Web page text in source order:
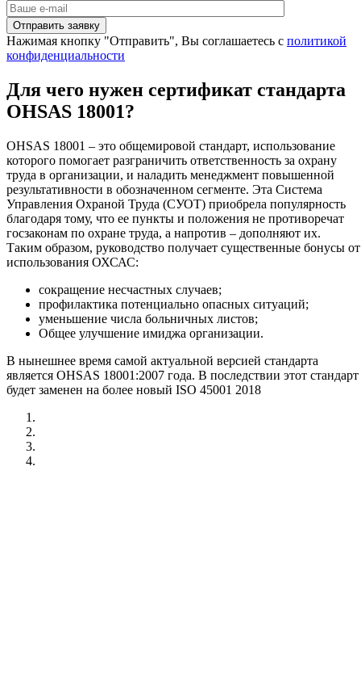
Нажимая кнопку "Отправить", Вы соглашаетесь с политикой
конфиденциальности
Для чего нужен сертификат стандарта
OHSAS 18001?
OHSAS 18001 – это общемировой стандарт, использование
которого помогает разграничить ответственность за охрану
труда в организации, и наладить менеджмент повышенной
результативности в обозначенном сегменте. Эта Система
Управления Охраной Труда (СУОТ) приобрела популярность
благодаря тому, что ее пункты и положения не противоречат
госзаконам по охране труда, а напротив – дополняют их.
Таким образом, руководство получает существенные бонусы от
использования ОХСАС:
сокращение несчастных случаев;
профилактика потенциально опасных ситуаций;
уменьшение числа больничных листов;
Общее улучшение имиджа организации.
В нынешнее время самой актуальной версией стандарта
является OHSAS 18001:2007 года. В последствии этот стандарт
будет заменен на более новый ISO 45001 2018